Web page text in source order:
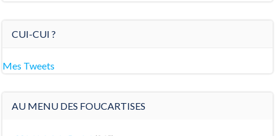
CUI-CUI ?
Mes Tweets
AU MENU DES FOUCARTISES